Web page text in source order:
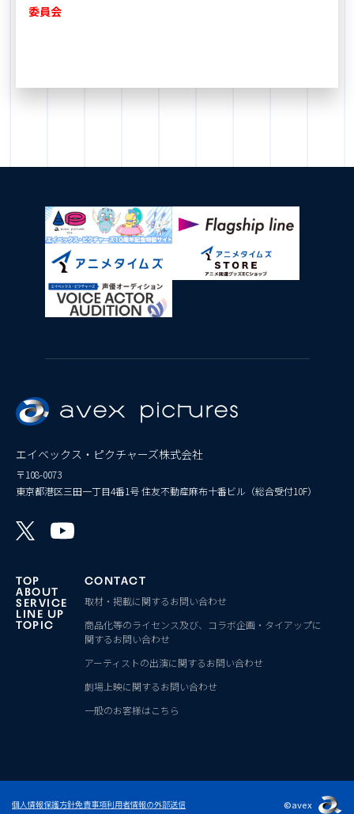
委員会
エイベックス・ピクチャーズ株式会社
〒108-0073
東京都港区三田一丁目4番1号 住友不動産麻布十番ビル（総合受付10F）
TOP
ABOUT
SERVICE
LINE UP
TOPIC
CONTACT
取材・掲載に関するお問い合わせ
商品化等のライセンス及び、コラボ企画・タイアップに
関するお問い合わせ
アーティストの出演に関するお問い合わせ
劇場上映に関するお問い合わせ
一般のお客様はこちら
個人情報保護方針免責事項利用者情報の外部送信 ©avex